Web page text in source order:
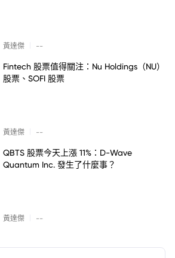
黃達傑 --
Fintech 股票值得關注：Nu Holdings（NU）
股票、SOFI 股票
黃達傑 --
QBTS 股票今天上漲 11%：D-Wave
Quantum Inc. 發生了什麼事？
黃達傑 --